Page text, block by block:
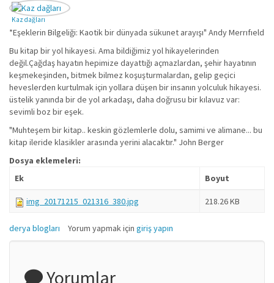
Kaz dağları
*Eşeklerin Bilgeliği: Kaotik bir dünyada sükunet arayışı" Andy Merrıfıeld
Bu kitap bir yol hikayesi. Ama bildiğimiz yol hikayelerinden
değil.Çağdaş hayatın hepimize dayattığı açmazlardan, şehir hayatının
keşmekeşinden, bitmek bilmez koşuşturmalardan, gelip geçici
heveslerden kurtulmak için yollara düşen bir insanın yolculuk hikayesi.
üstelik yanında bir de yol arkadaşı, daha doğrusu bir kılavuz var:
sevimli boz bir eşek.
"Muhteşem bir kitap.. keskin gözlemlerle dolu, samimi ve alimane... bu
kitap ileride klasikler arasında yerini alacaktır." John Berger
Dosya eklemeleri:
Ek
Boyut
img_20171215_021316_380.jpg 218.26 KB
derya blogları Yorum yapmak için giriş yapın
Yorumlar